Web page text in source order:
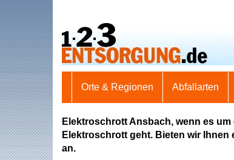
Orte & Regionen Abfallarten
Elektroschrott Ansbach, wenn es
Elektroschrott geht. Bieten wir
an.